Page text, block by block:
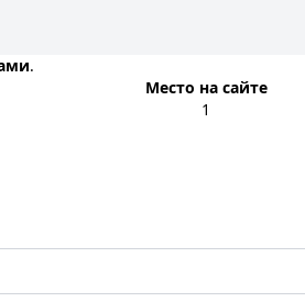
.
Место на сайте
1